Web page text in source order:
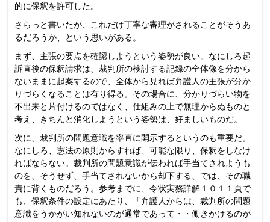
的に保釈を許可した。
さらっと書いたが、これだけ丁寧な審理がされることがそうあ
るだろうか、という思いがある。
まず、主張の要点を確認しようという姿勢が良い。なにしろ起
訴直後の保釈請求は、裁判所の検討する記録の全体像を分から
ないままに起案するので、全体から見れば弁護人の主張が分か
りづらくなることは有り得る。その場合に、分かりづらい物を
不出来と片付けるのではなく、仕組みの上で無理からぬものと
考え、きちんと消化しようという姿勢は、好ましいものだ。
次に、裁判所の問題意識を率直に開示するというのも重要だ。
なにしろ、憲法の原則からすれば、可能な限り、保釈をしなけ
ればならない。裁判所の問題意識が伝われば手当てされようも
のを、そうせず、手当てされないから却下する、では、その職
責に背くものだろう。参考までに、令状実務詳解１０１１頁で
も、保釈条件の設定にあたり、「弁護人からは、裁判所の問題
意識をうかがい知れないのが通常であって・・働きかけるのが